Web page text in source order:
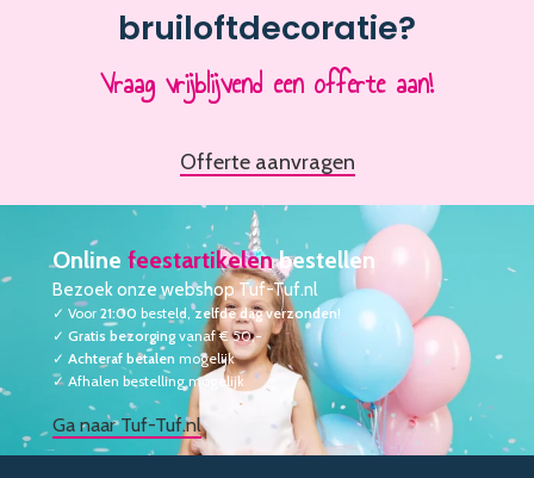
bruiloftdecoratie?
Vraag vrijblijvend een offerte aan!
Offerte aanvragen
Online feestartikelenbestellen
Bezoek onze webshop Tuf-Tuf.nl
✓ Voor 21:00 besteld,zelfde dag verzonden!
✓ Gratis bezorgingvanaf € 50,-
✓ Achteraf betalen mogelijk
✓ Afhalen bestelling mogelijk
Ga naar Tuf-Tuf.nl